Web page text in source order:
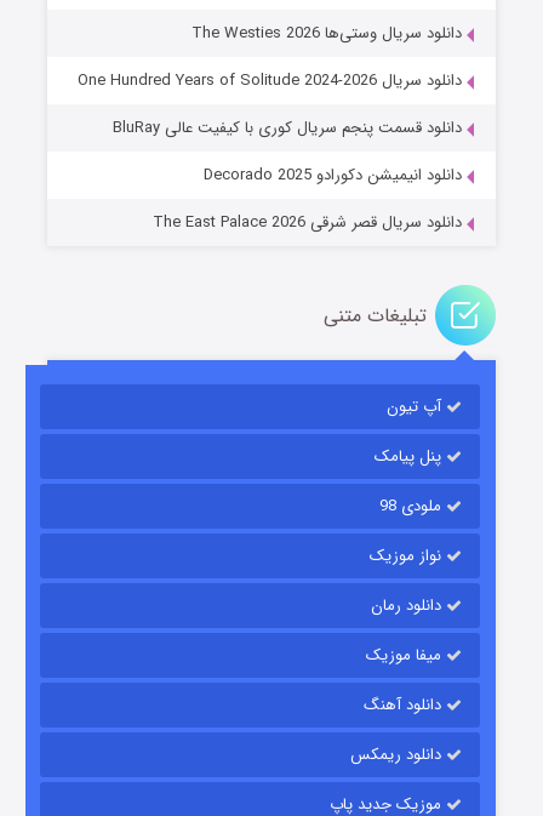
قسمت۲ (زیرنویس) منتشر شد
قسمت
دانلود سریال وستی‌ها The Westies 2026
دانلود سریال One Hundred Years of Solitude 2024-2026
دانلود قسمت پنجم سریال کوری با کیفیت عالی BluRay
دانلود انیمیشن دکورادو Decorado 2025
دانلود سریال قصر شرقی The East Palace 2026
تبلیغات متنی
آپ تیون
پنل پیامک
ملودی 98
نواز موزیک
دانلود رمان
میفا موزیک
دانلود آهنگ
دانلود ریمکس
موزیک جدید پاپ